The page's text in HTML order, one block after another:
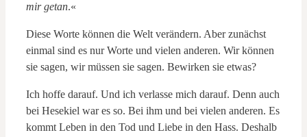
mir getan.«
Diese Worte können die Welt verändern. Aber zunächst
einmal sind es nur Worte und vielen anderen. Wir können
sie sagen, wir müssen sie sagen. Bewirken sie etwas?
Ich hoffe darauf. Und ich verlasse mich darauf. Denn auch
bei Hesekiel war es so. Bei ihm und bei vielen anderen. Es
kommt Leben in den Tod und Liebe in den Hass. Deshalb